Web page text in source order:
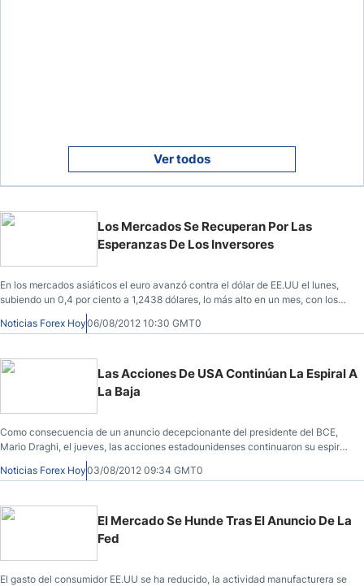
Ver todos
Los Mercados Se Recuperan Por Las
Esperanzas De Los Inversores
En los mercados asiáticos el euro avanzó contra el dólar de EE.UU el lunes,
subiendo un 0,4 por ciento a 1,2438 dólares, lo más alto en un mes, con los
inversores mostrando un renovado optimismo después de un reporte de la
nómina no agrícola que fue sorprendentemente positivo.
Noticias Forex Hoy06/08/2012 10:30 GMT0
Las Acciones De USA Continúan La Espiral A
La Baja
Como consecuencia de un anuncio decepcionante del presidente del BCE,
Mario Draghi, el jueves, las acciones estadounidenses continuaron su espiral
descendente ya que los inversores afrontan esperanzas frustradas de que el
Banco Central Europeo tome medidas rápidas para resolver la crisis de deuda
Noticias Forex Hoy03/08/2012 09:34 GMT0
El Mercado Se Hunde Tras El Anuncio De La
Fed
El gasto del consumidor EE.UU se ha reducido, la actividad manufacturera se